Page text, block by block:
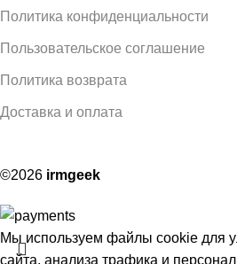
Политика конфиденциальности
Пользовательское соглашение
Политика возврата
Доставка и оплата
©2026 irmgeek
Мы используем файлы cookie для
сайта, анализа трафика и